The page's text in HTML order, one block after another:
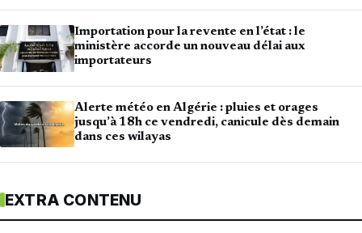
Importation pour la revente en l’état : le
ministère accorde un nouveau délai aux
importateurs
Alerte météo en Algérie : pluies et orages
jusqu’à 18h ce vendredi, canicule dès demain
dans ces wilayas
EXTRA CONTENU